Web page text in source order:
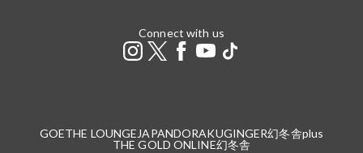
Connect with us
GOETHE LOUNGE JAPANDORAKUGINGER幻冬舎plus
THE GOLD ONLINE幻冬舎